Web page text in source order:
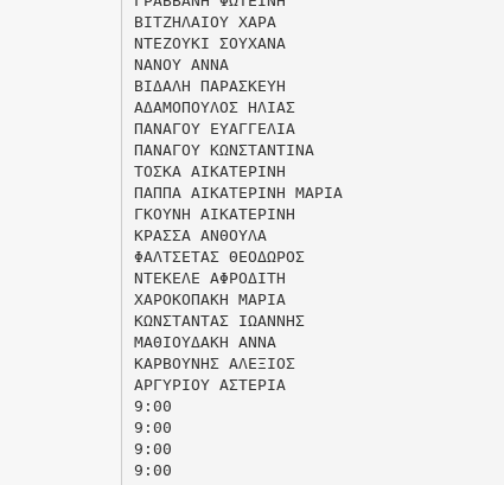
ΒΙΤΖΗΛΑΙΟΥ ΧΑΡΑ
ΝΤΕΖΟΥΚΙ ΣΟΥΧΑΝΑ
ΝΑΝΟΥ ΑΝΝΑ
ΒΙΔΑΛΗ ΠΑΡΑΣΚΕΥΗ
ΑΔΑΜΟΠΟΥΛΟΣ ΗΛΙΑΣ
ΠΑΝΑΓΟΥ ΕΥΑΓΓΕΛΙΑ
ΠΑΝΑΓΟΥ ΚΩΝΣΤΑΝΤΙΝΑ
ΤΟΣΚΑ ΑΙΚΑΤΕΡΙΝΗ
ΠΑΠΠΑ ΑΙΚΑΤΕΡΙΝΗ ΜΑΡΙΑ
ΓΚΟΥΝΗ ΑΙΚΑΤΕΡΙΝΗ
ΚΡΑΣΣΑ ΑΝΘΟΥΛΑ
ΦΑΛΤΣΕΤΑΣ ΘΕΟΔΩΡΟΣ
ΝΤΕΚΕΛΕ ΑΦΡΟΔΙΤΗ
ΧΑΡΟΚΟΠΑΚΗ ΜΑΡΙΑ
ΚΩΝΣΤΑΝΤΑΣ ΙΩΑΝΝΗΣ
ΜΑΘΙΟΥΔΑΚΗ ΑΝΝΑ
ΚΑΡΒΟΥΝΗΣ ΑΛΕΞΙΟΣ
ΑΡΓΥΡΙΟΥ ΑΣΤΕΡΙΑ
9:00
9:00
9:00
9:00